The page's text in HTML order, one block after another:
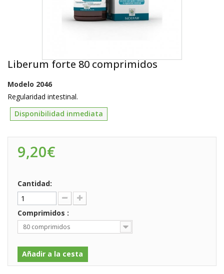
Liberum forte 80 comprimidos
Modelo 2046
Regularidad intestinal.
Disponibilidad inmediata
9,20€
Cantidad:
Comprimidos :
80 comprimidos
Añadir a la cesta